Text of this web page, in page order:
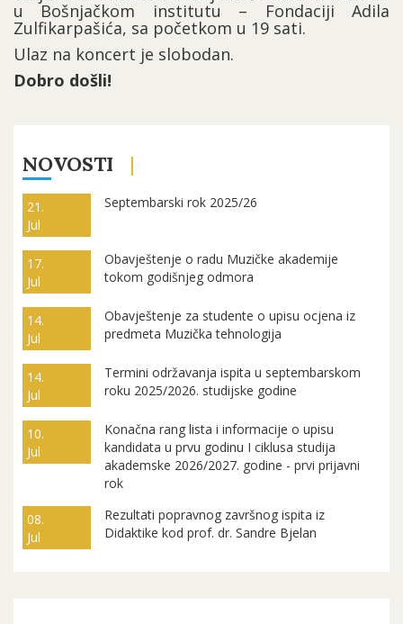
u Bošnjačkom institutu – Fondaciji Adila
Zulfikarpašića, sa početkom u 19 sati.
Ulaz na koncert je slobodan.
Dobro došli!
NOVOSTI
21.
Jul
Septembarski rok 2025/26
17.
Jul
Obavještenje o radu Muzičke akademije
tokom godišnjeg odmora
14.
Jul
Obavještenje za studente o upisu ocjena iz
predmeta Muzička tehnologija
14.
Jul
Termini održavanja ispita u septembarskom
roku 2025/2026. studijske godine
10.
Jul
Konačna rang lista i informacije o upisu
kandidata u prvu godinu I ciklusa studija
akademske 2026/2027. godine - prvi prijavni
rok
08.
Jul
Rezultati popravnog završnog ispita iz
Didaktike kod prof. dr. Sandre Bjelan